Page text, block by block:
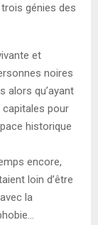
génies des
et
noires
alors qu’ayant
pour
historique
encore,
loin d’être
la